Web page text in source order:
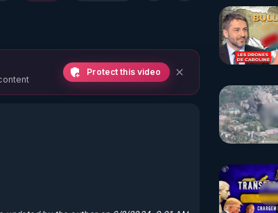
Protect this video